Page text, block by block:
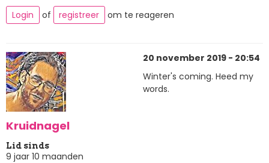
Login
of registreer om te reageren
Kruidnagel
Lid sinds
9 jaar 10 maanden
20 november 2019 - 20:54
Winter's coming. Heed my
words.